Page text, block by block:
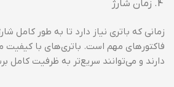
زمان شارژ
زمانی که باتری نیاز دارد تا به طور کامل
فاکتورهای مهم است. باتری‌های با کیفیت
دارند و می‌توانند سریع‌تر به ظرفیت کامل